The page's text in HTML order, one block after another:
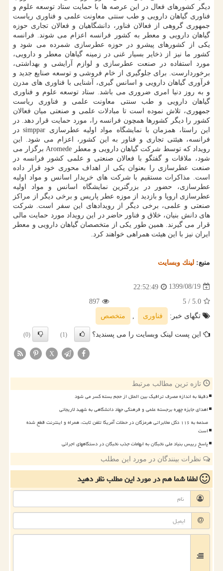
دیگر کشورهای فعال در این عرصه ها با حمایت ستاد توسعه علوم و
فناوری گیاهان دارویی و طب سنتی معاونت علمی و فناوری ریاست
جمهوری گروهی از فعالان فناور، دانشگاهیان و فعالان تجاری حوزه
گیاهان دارویی و معطر به کشور فرانسه اعزام می شوند. فرانسه
یکی از کشورهای پیشرو در حوزه عطرسازی شمرده می شود و
کشور ما نیز از ذخایر بسیار غنی در زمینه گیاهان معطر و دارویی،
مورد استفاده در صنعت عطرسازی و لوازم آرایشی و بهداشتی،
برخوردارست. برای جلوگیری از خام فروشی و توسعه صنایع جدید و
فرآوری گیاهان دارویی و اسانس گیری، آشنایی با فناوری های مدرن
و به روز دنیا امری ضروری می باشد. ستاد توسعه علوم و فناوری
گیاهان دارویی و طب سنتی معاونت علمی و فناوری ریاست
جمهوری، تلاش نموده است تا مبادلات علمی و صنعتی میان فعالان
کشور را دیگر کشورها همچون فرانسه را، مورد حمایت قرار دهد. در
این راستا، همزمان با نمایشگاه مواد اولیه عطرسازی simppar در
فرانسه، هیئتی تجاری و فناور به این کشور، اعزام می شود. این
رویداد که توسط شرکت گیاهان دارویی و معطر Aromede برگزار می
شود، ملاقات و گفتگو با فعالان صنعتی و علمی کشور فرانسه در
صنعت عطرسازی را بعنوان یکی از اهداف محوری خود قرار داده
است. مذاکرات مستقیم با شرکت های خریدار اسانس و مواد اولیه
عطرسازی، حضور در بزرگترین نمایشگاه اسانس و مواد اولیه
عطرسازی اروپا و بازدید از موزه عطر پاریس و برخی دیگر از مراکز
صنعتی و علمی، برخی دیگر از رویدادهای این سفر است. شرکت
های دانش بنیان، خلاق و فناور حاضر در این رویداد مورد حمایت مالی
قرار می گیرند. همین طور یکی از متخصصان گیاهان دارویی و معطر
ایران نیز با این هیئت همراهی خواهند کرد.
منبع: لینك وبسایت
1399/08/19
22:52:49
5.0
/ 5
897
تگهای خبر:
فناوری , متخصص
این پست لینک وبسایت را می پسندید؟ (1)
(0)
X
تازه ترین مطالب مرتبط
دقیقا به اندازه مصرف ترافیک بین الملل از حجم بسته کسر می شود
اهدای جایزه چهره برجسته علمی و فرهنگی جهاد دانشگاهی به شهید لاریجانی
صدمه به ۱۱۶ دکل مخابراتی هرمزگان در حملات آمریکا تلفن ثابت، همراه و اینترنت قطع شده
است
پاسخ رییس بنیاد ملی نخبگان به ابهامات جذب نخبگان در دستگاههای اجرائی
نظرات بینندگان در مورد این مطلب
لطفا شما همدر مورد این مطلبنظر دهید